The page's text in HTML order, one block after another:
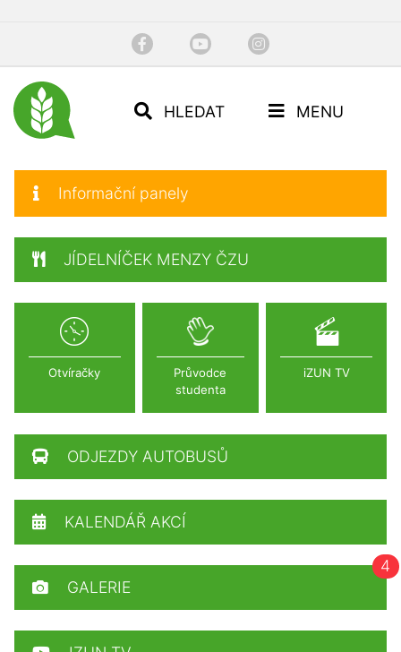
HLEDAT MENU
Informační panely
JÍDELNÍČEK MENZY ČZU
Otvíračky
Průvodce
studenta
iZUN TV
ODJEZDY AUTOBUSŮ
KALENDÁŘ AKCÍ
GALERIE
4